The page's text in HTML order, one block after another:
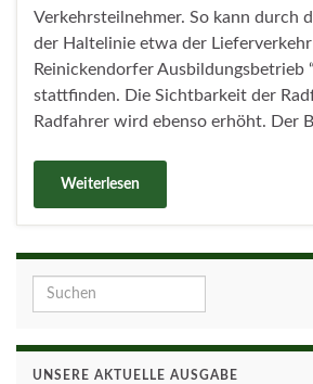
Verkehrsteilnehmer. So kann durch
der Haltelinie etwa der
Reinickendorfer Ausbildungsbetrieb
stattfinden. Die Sichtbarkeit der
Radfahrer wird ebenso erhöht. Der
Weiterlesen
Search for:
UNSERE AKTUELLE AUSGABE